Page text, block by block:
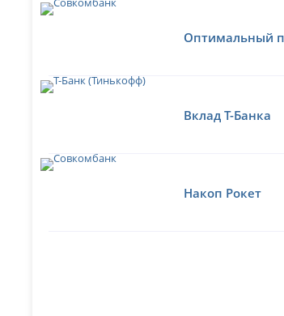
Оптимальный
Вклад Т-Банка
Накоп Рокет